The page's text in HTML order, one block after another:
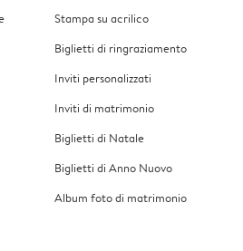
Stampa su acrilico
Biglietti di ringraziamento
Inviti personalizzati
Inviti di matrimonio
Biglietti di Natale
Biglietti di Anno Nuovo
Album foto di matrimonio